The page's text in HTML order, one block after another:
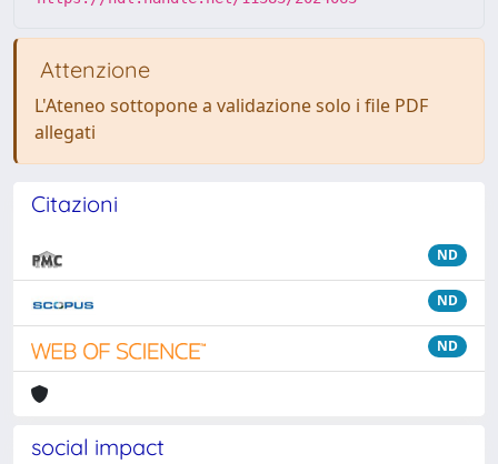
Attenzione
L'Ateneo sottopone a validazione solo i file PDF
allegati
Citazioni
ND
ND
ND
social impact